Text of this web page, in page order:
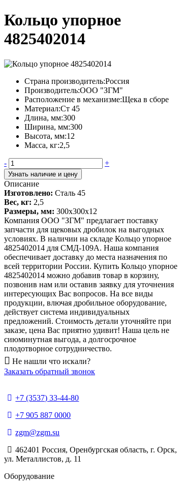
Кольцо упорное
4825402014
Страна производитель:Россия
Производитель:ООО "ЗГМ"
Расположение в механизме:Щека в сборе
Материал:Ст 45
Длина, мм:300
Ширина, мм:300
Высота, мм:12
Масса, кг:2,5
- +
Узнать наличие и цену
Описание
Изготовлено: Сталь 45
Вес, кг: 2,5
Размеры, мм: 300х300х12
Компания ООО "ЗГМ" предлагает поставку
запчасти для щековых дробилок на выгодных
условиях. В наличии на складе Кольцо упорное
4825402014 для СМД-109А. Наша компания
обеспечивает доставку до места назначения по
всей территории России. Купить Кольцо упорное
4825402014 можно добавив товар в корзину,
позвонив нам или оставив заявку для уточнения
интересующих Вас вопросов. На все виды
продукции, влючая дробильное оборудование,
действует система индивидуальных
предложений. Стоимость детали уточняйте при
заказе, цена Вас приятно удивит! Наша цель не
сиюминутная выгода, а долгосрочное
плодотворное сотрудничество.
Не нашли что искали?
Заказать обратный звонок
+7 (3537) 33-44-80
+7 905 887 0000
zgm@zgm.su
462401 Россия, Оренбургская область, г. Орск,
ул. Металлистов, д. 11
Оборудование